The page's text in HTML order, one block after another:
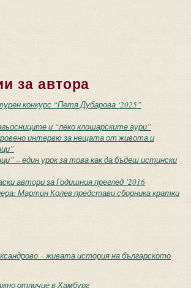
за автора
конкурс “Петя Дубарова ‘2025”
и “леко клошарските аури”
интервю за нещата от живота и
– един урок за това как да бъдеш истински
автори за Годишния преглед ’2016
Мартин Колев представи сборника кратки
– живата история на българското
отличие в Хамбург